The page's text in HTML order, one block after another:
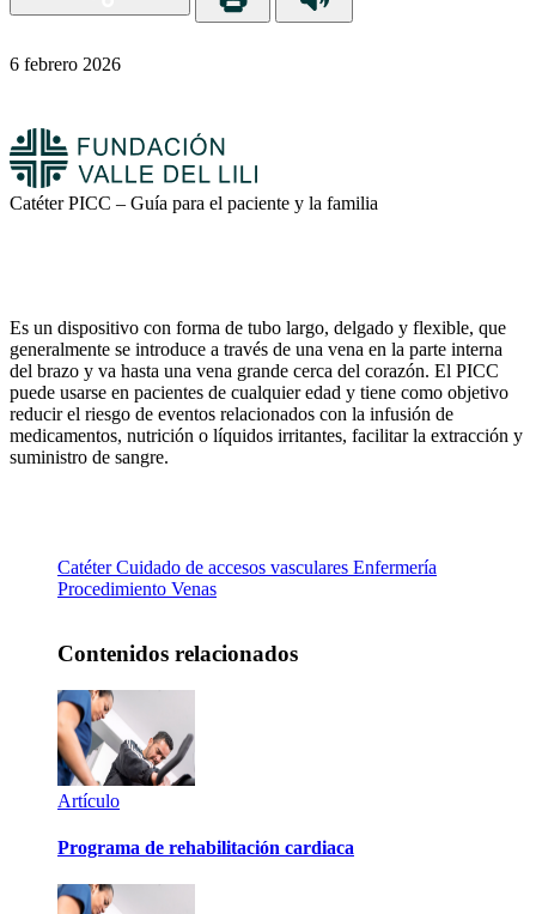
6 febrero 2026
Catéter PICC – Guía para el paciente y la familia
Es un dispositivo con forma de tubo largo, delgado y flexible, que
generalmente se introduce a través de una vena en la parte interna
del brazo y va hasta una vena grande cerca del corazón. El PICC
puede usarse en pacientes de cualquier edad y tiene como objetivo
reducir el riesgo de eventos relacionados con la infusión de
medicamentos, nutrición o líquidos irritantes, facilitar la extracción y
suministro de sangre.
CatéterCuidado de accesos vasculares Enfermería
Procedimiento Venas
Contenidos relacionados
Artículo
Programa de rehabilitación cardiaca